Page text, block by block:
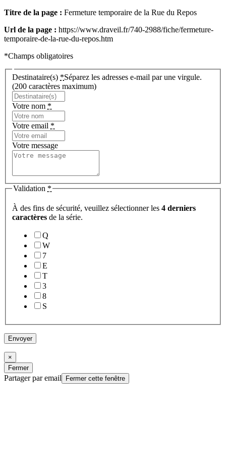
Titre de la page : Fermeture temporaire de la Rue du Repos
Url de la page : https://www.draveil.fr/740-2988/fiche/fermeture-
temporaire-de-la-rue-du-repos.htm
*Champs obligatoires
Destinataire(s) *Séparez les adresses e-mail par une virgule.
(200 caractères maximum)
Votre nom *
Votre email *
Votre message
Validation *
À des fins de sécurité, veuillez sélectionner les 4 derniers
caractères de la série.
Q
W
7
E
T
3
8
S
Envoyer
×
Fermer
Partager par email Fermer cette fenêtre